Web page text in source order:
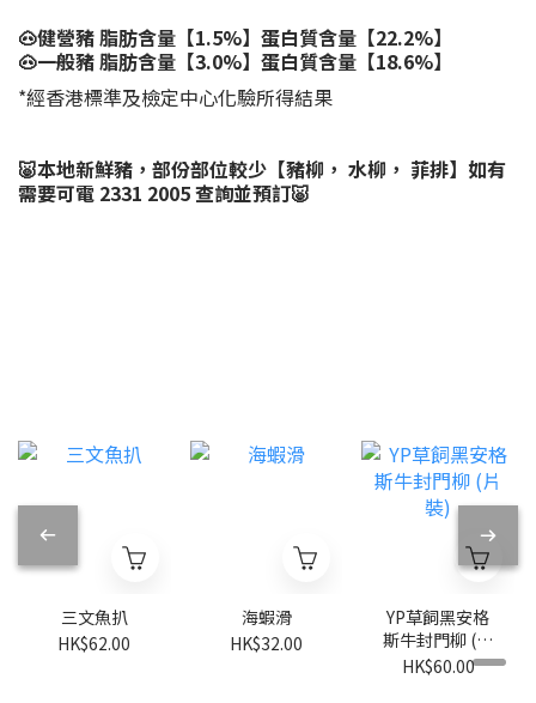
🐽健營豬 脂肪含量【1.5%】蛋白質含量【22.2%】
🐽一般豬 脂肪含量【3.0%】蛋白質含量【18.6%】
*經香港標準及檢定中心化驗所得結果
🐷本地新鮮豬，部份部位較少【豬柳， 水柳， 菲排】如有
需要可電 2331 2005 查詢並預訂🐷
三文魚扒
HK$62.00
海蝦滑
HK$32.00
YP草飼黑安格
斯牛封門柳 (片
裝)
HK$60.00